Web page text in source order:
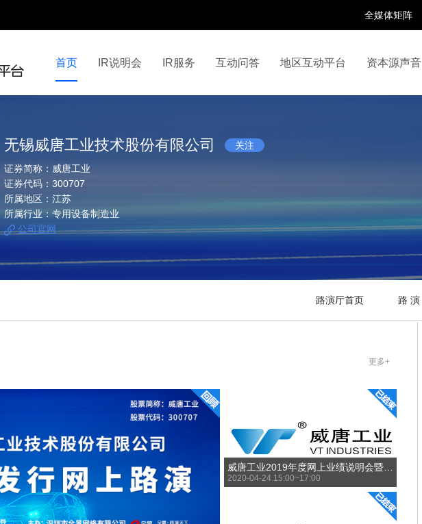
全媒体矩阵
微信公众号 头条号 百家号 抖音号 快手号 喜马拉雅 财富号
首页 IR说明会 IR服务 互动问答 地区互动平台 资本源声音
无锡威唐工业技术股份有限公司 关注
证券简称： 威唐工业
证券代码： 300707
所属地区： 江苏
所属行业： 专用设备制造业
公司官网
路演厅首页 路 演
更多+
2020-04-24 15:00~17:00